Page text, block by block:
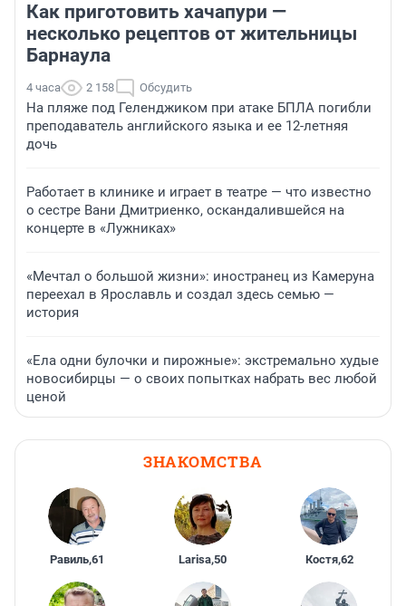
Как приготовить хачапури —
несколько рецептов от жительницы
Барнаула
4 часа 2 158 Обсудить
На пляже под Геленджиком при атаке БПЛА погибли
преподаватель английского языка и ее 12-летняя
дочь
Работает в клинике и играет в театре — что известно
о сестре Вани Дмитриенко, оскандалившейся на
концерте в «Лужниках»
«Мечтал о большой жизни»: иностранец из Камеруна
переехал в Ярославль и создал здесь семью —
история
«Ела одни булочки и пирожные»: экстремально худые
новосибирцы — о своих попытках набрать вес любой
ценой
ЗНАКОМСТВА
Равиль,61 Larisa,50 Костя,62